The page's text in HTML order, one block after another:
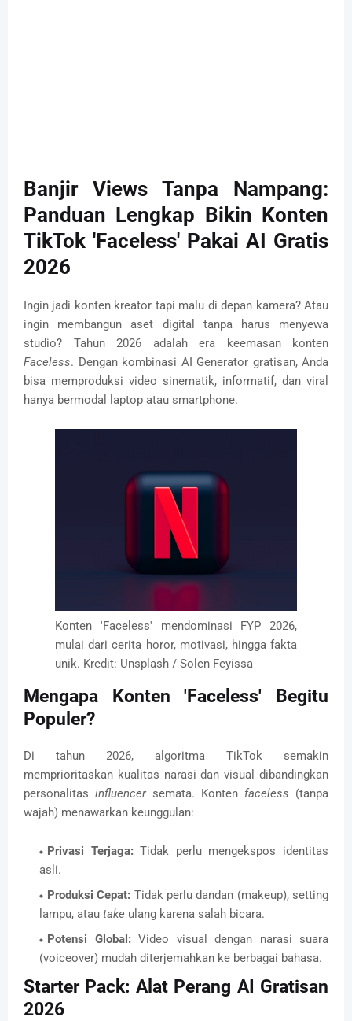
Banjir Views Tanpa Nampang:
Panduan Lengkap Bikin Konten
TikTok 'Faceless' Pakai AI Gratis
2026
Ingin jadi konten kreator tapi malu di depan kamera? Atau
ingin membangun aset digital tanpa harus menyewa
studio? Tahun 2026 adalah era keemasan konten
Faceless. Dengan kombinasi AI Generator gratisan, Anda
bisa memproduksi video sinematik, informatif, dan viral
hanya bermodal laptop atau smartphone.
Konten 'Faceless' mendominasi FYP 2026,
mulai dari cerita horor, motivasi, hingga fakta
unik. Kredit: Unsplash / Solen Feyissa
Mengapa Konten 'Faceless' Begitu
Populer?
Di tahun 2026, algoritma TikTok semakin
memprioritaskan kualitas narasi dan visual dibandingkan
personalitas influencersemata. Konten faceless (tanpa
wajah) menawarkan keunggulan:
Privasi Terjaga:Tidak perlu mengekspos identitas
asli.
Produksi Cepat: Tidak perlu dandan (makeup), setting
lampu, atau take ulang karena salah bicara.
Potensi Global:Video visual dengan narasi suara
(voiceover) mudah diterjemahkan ke berbagai bahasa.
Starter Pack: Alat Perang AI Gratisan
2026